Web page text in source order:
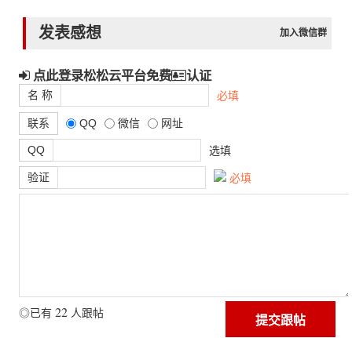
发表感想 加入微信群
点此登录松松云平台免费 认证
名 称 必填
联系 QQ 微信 网址
QQ 选填
验证 必填
◎已有 22 人跟帖